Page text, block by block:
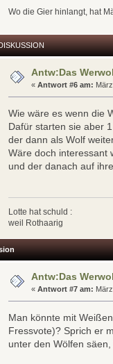
Wo die Gier hinlangt, hat
Antw:Das
«Antwort #6 am:
Wie wäre es wenn die
Dafür starten sie aber
der dann als Wolf
Wäre doch interessant
und der danach auf
Lotte hat schuld :
weil Rothaarig
Antw:Das
«Antwort #7 am:
Man könnte mit
Fressvote)? Sprich er
unter den Wölfen